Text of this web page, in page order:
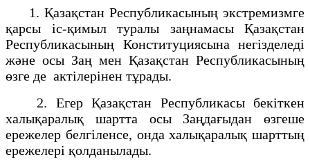
1. Қазақстан Республикасының экстремизмге
қарсы iс-қимыл туралы заңнамасы Қазақстан
Республикасының Конституциясына негізделеді
және осы Заң мен Қазақстан Республикасының
өзге де актiлерiнен тұрады.
2. Eгер Қазақстан Республикасы бекiткен
халықаралық шартта осы Заңдағыдан өзгеше
ережелер белгiленсе, онда халықаралық шарттың
ережелерi қолданылады.